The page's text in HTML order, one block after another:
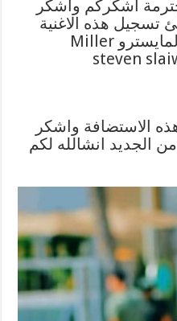
اشكركم واشكر
تسجيل هذه الاغنية
الأغنية من عزف و توزيع المايسترو Miller
الاستضافة واشكر
الجديد انشالله لكم